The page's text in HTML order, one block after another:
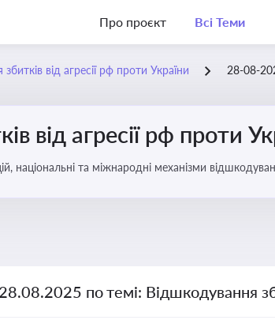
Про проєкт Всі Теми
від агресії рф проти України 28-08-
від агресії рф проти
національні та міжнародні механізми
по темі: Відшкодування